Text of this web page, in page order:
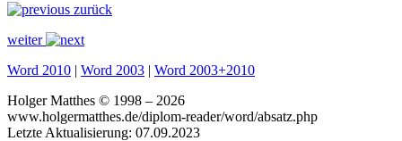
zurück
weiter
Word 2010 | Word 2003 | Word 2003+2010
Holger Matthes © 1998 – 2026
www.holgermatthes.de/diplom-reader/word/absatz.php
Letzte Aktualisierung: 07.09.2023